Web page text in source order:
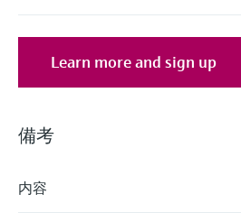
Learn more and sign up
備考
内容